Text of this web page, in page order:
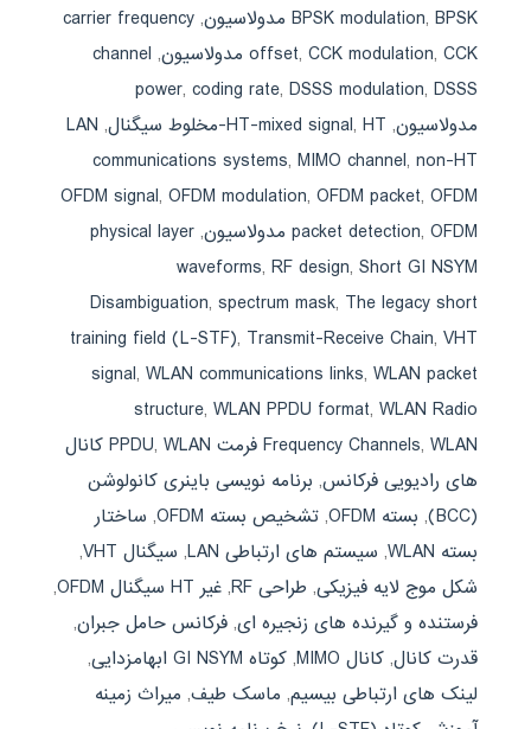
BPSK modulation,BPSK مدولاسیون ,
carrier frequency
offset,CCK modulation,CCK مدولاسیون ,
channel
power,coding rate,DSSS modulation,DSSS
مدولاسیون,
HT-mixed signal,HT-مخلوط سیگنال ,
LAN
communications systems,MIMO channel,non-HT
OFDM signal,OFDM modulation,OFDM packet,OFDM
packet detection,OFDM مدولاسیون ,
physical layer
waveforms,RF design,Short GI NSYM
Disambiguation,spectrum mask, The legacy short
training field (L-STF), Transmit-Receive Chain,VHT
signal,WLAN communications links,WLAN packet
structure,WLAN PPDU format,WLAN Radio
Frequency Channels,WLAN فرمت PPDU ,
WLAN کانال
های رادیویی فرکانس, برنامه نویسی باینری کانولوشن
(BCC)
, بسته OFDM , تشخیص بسته OFDM , ساختار
بسته WLAN
, سیستم های ارتباطی LAN , سیگنال VHT
,
شکل موج لایه فیزیکی, طراحی RF , غیر HT سیگنال OFDM
,
فرستنده و گیرنده های زنجیره ای, فرکانس حامل جبران,
قدرت کانال, کانال MIMO , کوتاه GI NSYM ابهامزدایی
,
لینک های ارتباطی بیسیم, ماسک طیف, میراث زمینه